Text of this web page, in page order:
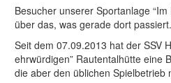
Besucher unserer Sportanlage
über das, was gerade dort passiert.
Seit dem 07.09.2013 hat der SSV
ehrwürdigen” Rautentalhütte eine
die aber den üblichen Spielbetrieb